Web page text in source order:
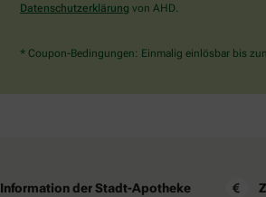
Datenschutzerklärung von AHD.
* Coupon-Bedingungen: Einmalig einlösbar bis
Information der Stadt-Apotheke